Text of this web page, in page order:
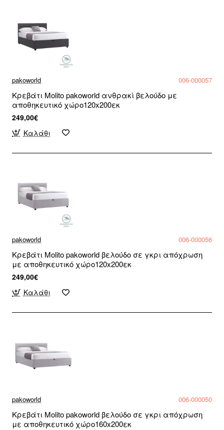
pakoworld 006-000057
Κρεβάτι Molito pakoworld ανθρακί βελούδο με
αποθηκευτικό χώρο120x200εκ
249,00€
Καλάθι
pakoworld 006-000056
Κρεβάτι Molito pakoworld βελούδο σε γκρι απόχρωση
με αποθηκευτικό χώρο120x200εκ
249,00€
Καλάθι
pakoworld 006-000050
Κρεβάτι Molito pakoworld βελούδο σε γκρι απόχρωση
με αποθηκευτικό χώρο160x200εκ